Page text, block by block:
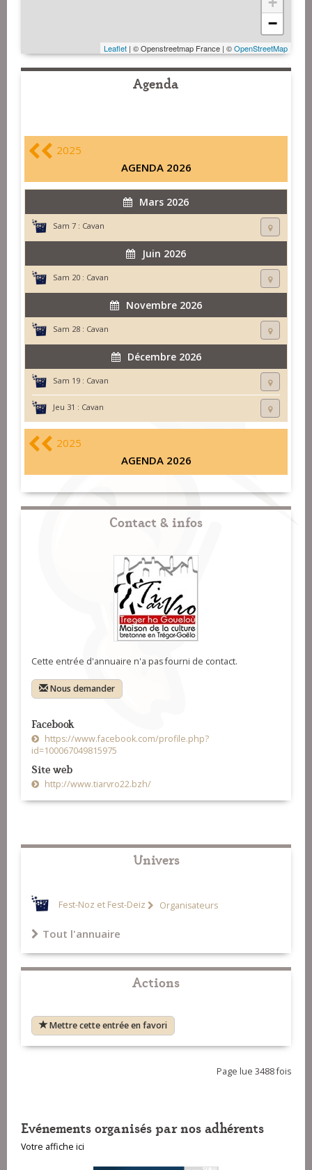
−
Leaflet | © Openstreetmap France | ©OpenStreetMap
Agenda
2025
AGENDA 2026
Mars 2026
Sam 7 : Cavan
Juin 2026
Sam 20 : Cavan
Novembre 2026
Sam 28 : Cavan
Décembre 2026
Sam 19 : Cavan
Jeu 31 : Cavan
2025
AGENDA 2026
Contact & infos
Cette entrée d'annuaire n'a pas fourni de contact.
Nous demander
Facebook
https://www.facebook.com/profile.php?
id=100067049815975
Site web
http://www.tiarvro22.bzh/
Univers
Fest-Noz et Fest-Deiz Organisateurs
Tout l'annuaire
Actions
Mettre cette entrée en favori
Page lue 3488 fois
Evénements organisés par nos adhérents
Votre affiche ici